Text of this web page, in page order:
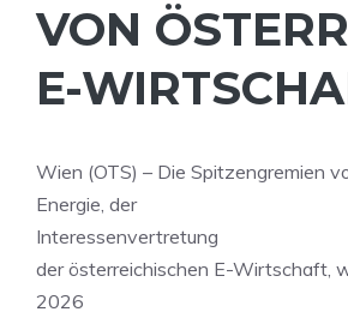
VON
E-
Wien (OTS) – Die Spitzengremien
Energie, der
Interessenvertretung
der österreichischen E-Wirtschaft,
2026